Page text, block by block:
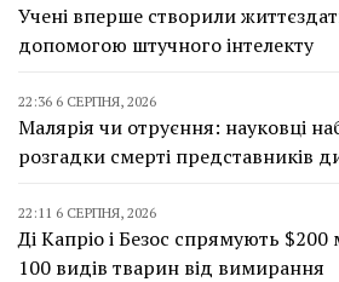
Учені вперше створили
допомогою штучного інтелекту
22:36 6 СЕРПНЯ, 2026
Малярія чи отруєння: науковці
розгадки смерті представників
22:11 6 СЕРПНЯ, 2026
Ді Капріо і Безос спрямують
100 видів тварин від вимирання